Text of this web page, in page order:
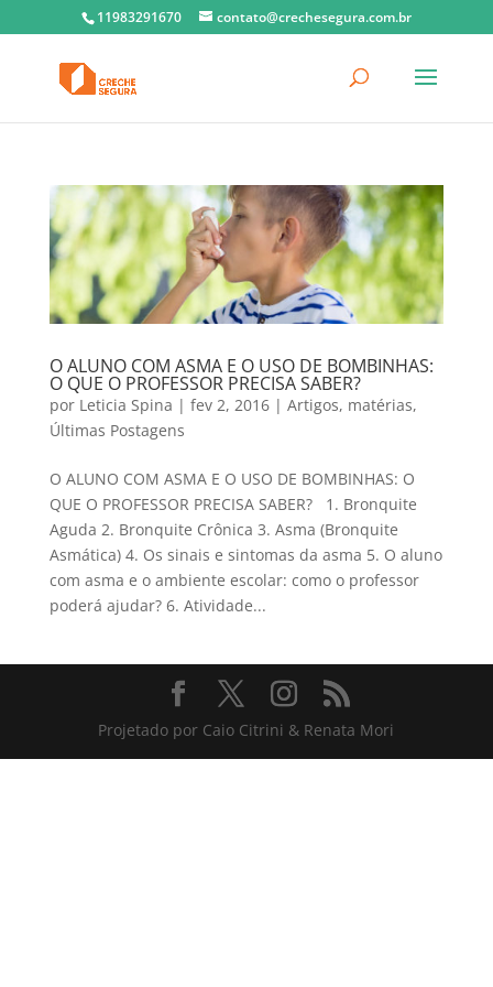
11983291670 contato@crechesegura.com.br
O ALUNO COM ASMA E O USO DE BOMBINHAS:
O QUE O PROFESSOR PRECISA SABER?
por Leticia Spina | fev 2, 2016| Artigos, matérias,
Últimas Postagens
O ALUNO COM ASMA E O USO DE BOMBINHAS: O
QUE O PROFESSOR PRECISA SABER? 1. Bronquite
Aguda 2. Bronquite Crônica 3. Asma (Bronquite
Asmática) 4. Os sinais e sintomas da asma 5. O aluno
com asma e o ambiente escolar: como o professor
poderá ajudar? 6. Atividade...
Projetado por Caio Citrini & Renata Mori